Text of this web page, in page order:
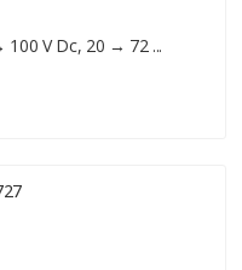
100 V Dc, 20 → 72 ...